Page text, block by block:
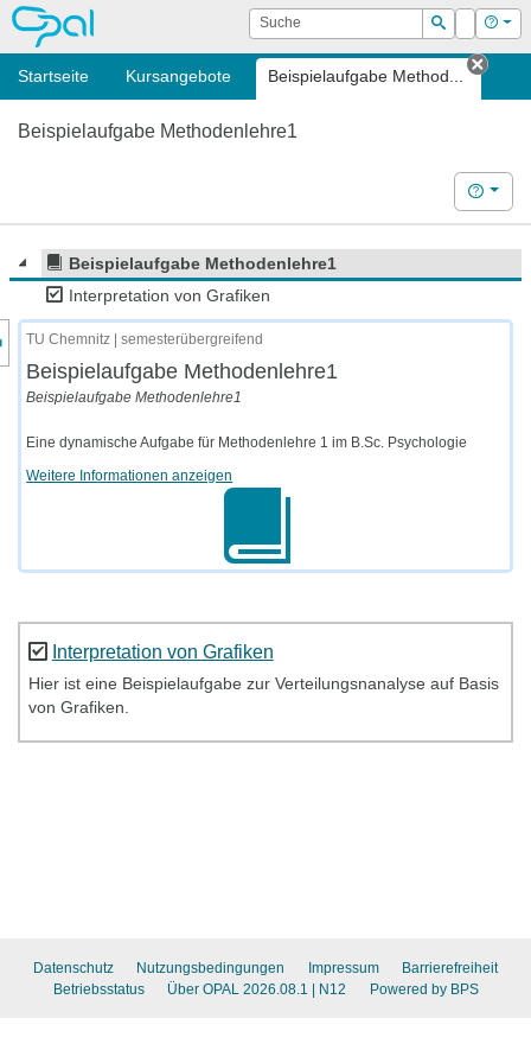
OPAL Suche
Suchen
Login Hilfe
Startseite Kursangebote Beispielaufgabe Method...
Tab
Beispielaufgabe Methodenlehre1
Hilfe
Beispielaufgabe Methodenlehre1
Interpretation von Grafiken
des Kursmenüs
TU Chemnitz | semesterübergreifend
Beispielaufgabe Methodenlehre1
Beispielaufgabe Methodenlehre1
Eine dynamische Aufgabe für Methodenlehre 1 im B.Sc. Psychologie
Weitere Informationen anzeigen
Interpretation von Grafiken
Hier ist eine Beispielaufgabe zur Verteilungsnanalyse auf Basis
von Grafiken.
Datenschutz Nutzungsbedingungen Impressum
Barrierefreiheit
Betriebsstatus
Über OPAL 2026.08.1 | N12 Powered by BPS